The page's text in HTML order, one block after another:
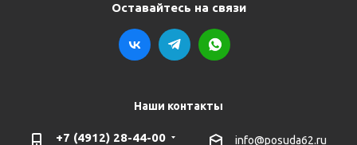
Оставайтесь на связи
Наши контакты
+7 (4912) 28-44-00 info@posuda62.ru